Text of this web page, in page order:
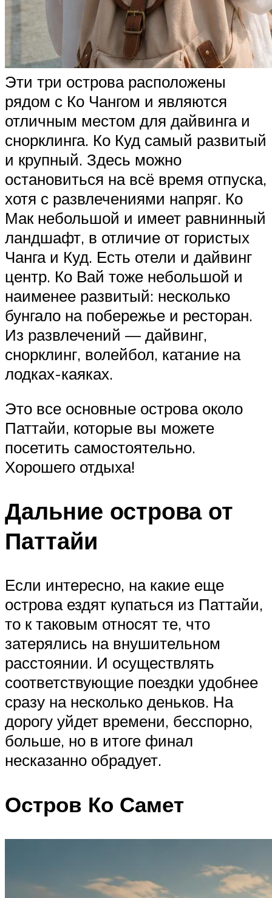
Эти три острова расположены
рядом с Ко Чангом и являются
отличным местом для дайвинга и
снорклинга. Ко Куд самый развитый
и крупный. Здесь можно
остановиться на всё время отпуска,
хотя с развлечениями напряг. Ко
Мак небольшой и имеет равнинный
ландшафт, в отличие от гористых
Чанга и Куд. Есть отели и дайвинг
центр. Ко Вай тоже небольшой и
наименее развитый: несколько
бунгало на побережье и ресторан.
Из развлечений — дайвинг,
снорклинг, волейбол, катание на
лодках-каяках.
Это все основные острова около
Паттайи, которые вы можете
посетить самостоятельно.
Хорошего отдыха!
Дальние острова от
Паттайи
Если интересно, на какие еще
острова ездят купаться из Паттайи,
то к таковым относят те, что
затерялись на внушительном
расстоянии. И осуществлять
соответствующие поездки удобнее
сразу на несколько деньков. На
дорогу уйдет времени, бесспорно,
больше, но в итоге финал
несказанно обрадует.
Остров Ко Самет